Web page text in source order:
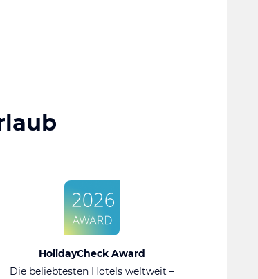
HolidayCheck Award
Die beliebtesten Hotels weltweit –